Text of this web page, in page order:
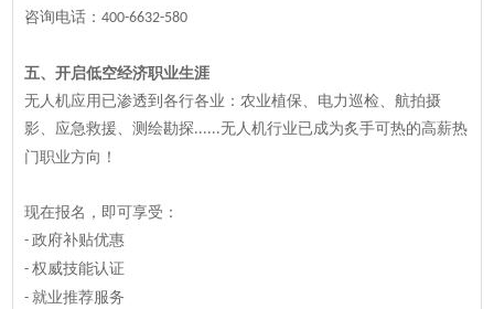
咨询电话：400-6632-580
五、开启低空经济职业生涯
无人机应用已渗透到各行各业：农业植保、电力巡检、航拍摄
影、应急救援、测绘勘探......无人机行业已成为炙手可热的高薪热
门职业方向！
现在报名，即可享受：
-政府补贴优惠
-权威技能认证
-就业推荐服务